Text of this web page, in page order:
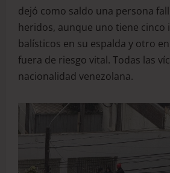
dejó como saldo una persona
heridos, aunque uno tiene cinco
balísticos en su espalda y otro
fuera de riesgo vital. Todas las
nacionalidad venezolana.